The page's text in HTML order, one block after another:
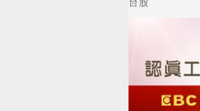
100%子公司
台股